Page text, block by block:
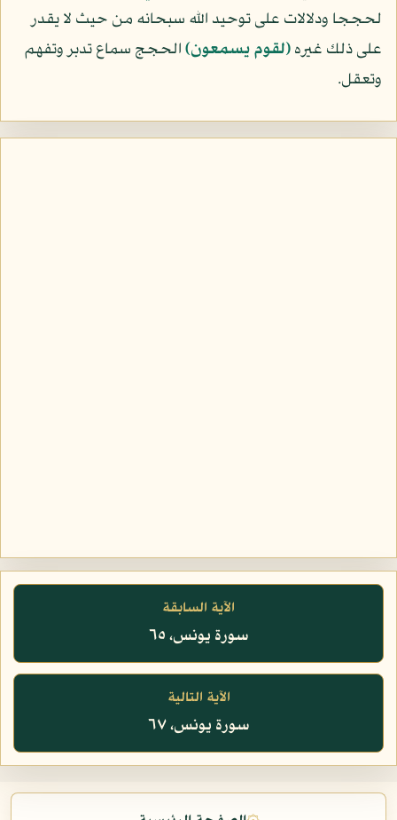
لحججا ودلالات على توحيد الله سبحانه من حيث لا يقدر
على ذلك غيره﴿لقوم يسمعون﴾الحجج سماع تدبر وتفهم
وتعقل.
الآية السابقة
سورة يونس، ٦٥
الآية التالية
سورة يونس، ٦٧